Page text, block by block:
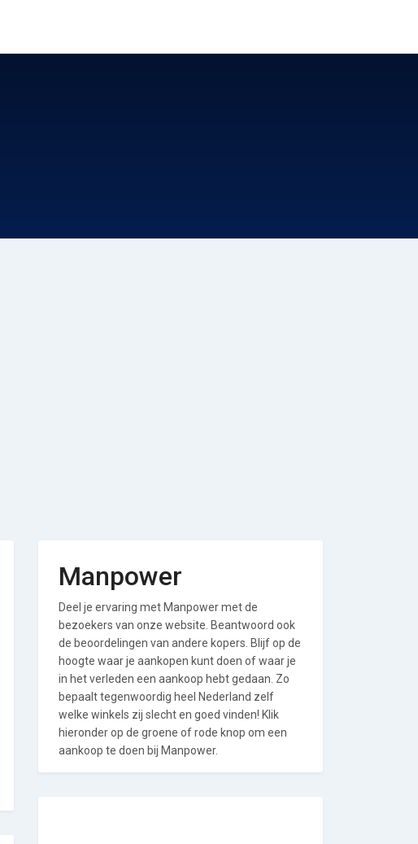
Manpower
Deel je ervaring met Manpower met de
bezoekers van onze website. Beantwoord ook
de beoordelingen van andere kopers. Blijf op de
hoogte waar je aankopen kunt doen of waar je
in het verleden een aankoop hebt gedaan. Zo
bepaalt tegenwoordig heel Nederland zelf
welke winkels zij slecht en goed vinden! Klik
hieronder op de groene of rode knop om een
aankoop te doen bij Manpower.